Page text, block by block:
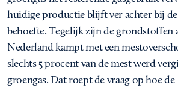
huidige productie blijft ver achter bij
behoefte. Tegelijk zijn de grondstoffen
Nederland kampt met een
slechts 5 procent van de mest werd
groengas. Dat roept de vraag op hoe de